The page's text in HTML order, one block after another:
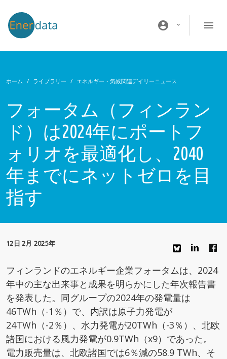
account_circle
ホーム ライブラリー エネルギー・気候関連デイリーニュース
フォータム（フィンラン
ド）は2024年にポートフ
ォリオを最適化し、2040
年までにネットゼロを目
指す
12日 2月 2025年
フィンランドのエネルギー企業フォータムは、2024
年中の主な出来事と成果を明らかにした年次報告書
を発表した。同グループの2024年の発電量は
46TWh（-1％）で、内訳は原子力発電が
24TWh（-2％）、水力発電が20TWh（-3％）、北欧
諸国における風力発電が0.9TWh（x9）であった。
電力販売量は、北欧諸国では6％減の58.9 TWh、そ